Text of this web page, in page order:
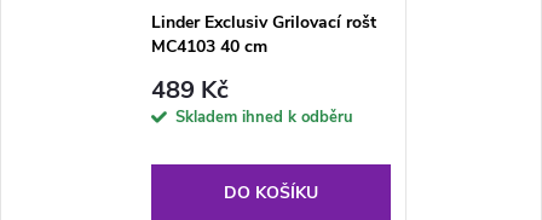
Linder Exclusiv Grilovací rošt
MC4103 40 cm
489 Kč
Skladem ihned k odběru
DO KOŠÍKU